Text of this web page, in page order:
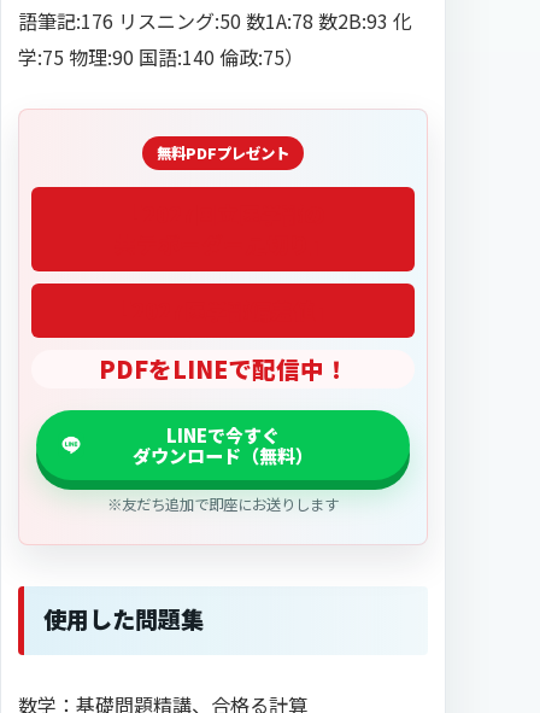
語筆記:176 リスニング:50 数1A:78 数2B:93 化
学:75 物理:90 国語:140 倫政:75）
PDFをLINEで配信中！
※友だち追加で即座にお送りします
使用した問題集
数学：基礎問題精講、合格る計算